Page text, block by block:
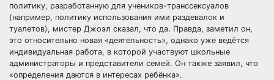
политику, разработанную для учеников-транссексуалов
(например, политику использования ими раздевалок и
туалетов), мистер Джоэл сказал, что да. Правда, заметил он,
это относительно новая «деятельность», однако уже ведётся
индивидуальная работа, в которой участвуют школьные
администраторы и представители семей. Он также заявил, что
«определения даются в интересах ребёнка».